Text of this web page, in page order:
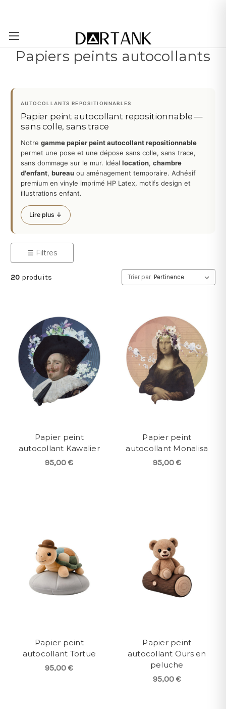
Passer au contenu principal
Papiers peints autocollants
AUTOCOLLANTS REPOSITIONNABLES
Papier peint autocollant repositionnable —
sans colle, sans trace
Notre gamme papier peint autocollant repositionnable
permet une pose et une dépose sans colle, sans trace,
sans dommage sur le mur. Idéal location, chambre
d'enfant, bureau ou aménagement temporaire. Adhésif
premium en vinyle imprimé HP Latex, motifs design et
illustrations enfant.
Lire plus ↓
☰ Filtres
20 produits Trier par
Papier peint
autocollant Kawalier
95,00 €
Papier peint
autocollant Monalisa
95,00 €
Papier peint
autocollant Tortue
95,00 €
Papier peint
autocollant Ours en
peluche
95,00 €